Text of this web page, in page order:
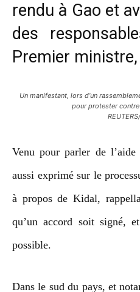
rendu à Gao et
des
Premier
Un manifestant, lors d’un
pour protester
Venu pour parler de
aussi exprimé sur le
à propos de Kidal,
qu’un accord soit signé,
possible.
Dans le sud du pays, et